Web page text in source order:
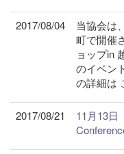
2017/08/04
当協会は
町で開催
ョップin
のイベン
の詳細は
2017/08/21
11月13日